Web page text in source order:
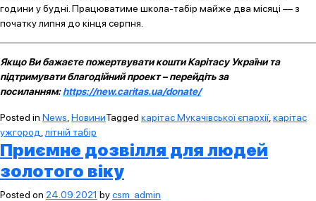
години у будні. Працюватиме школа-табір майже два місяці — з
початку липня до кінця серпня.
Якщо Ви бажаєте пожертвувати кошти Карітасу України та
підтримувати благодійний проект – перейдіть за
посиланням:https://new.caritas.ua/donate/
Posted in News НовиниTagged карітас Мукачівської єпархії карітас
ужгород літній табір
Приємне дозвілля для людей
золотого віку
Posted on 24.09.2021 bycsm_admin